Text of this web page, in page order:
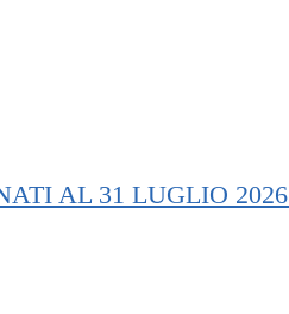
AL 31 LUGLIO 2026